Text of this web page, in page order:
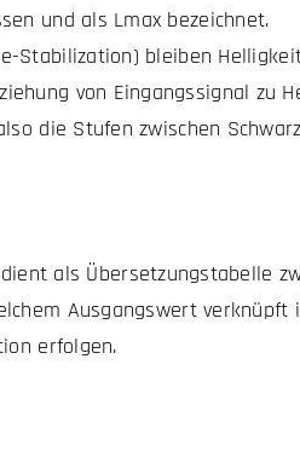
und als Lmax bezeichnet.
Stabilization) bleiben
von Eingangssignal zu
die Stufen zwischen
als Übersetzungstabelle
Ausgangswert
erfolgen.